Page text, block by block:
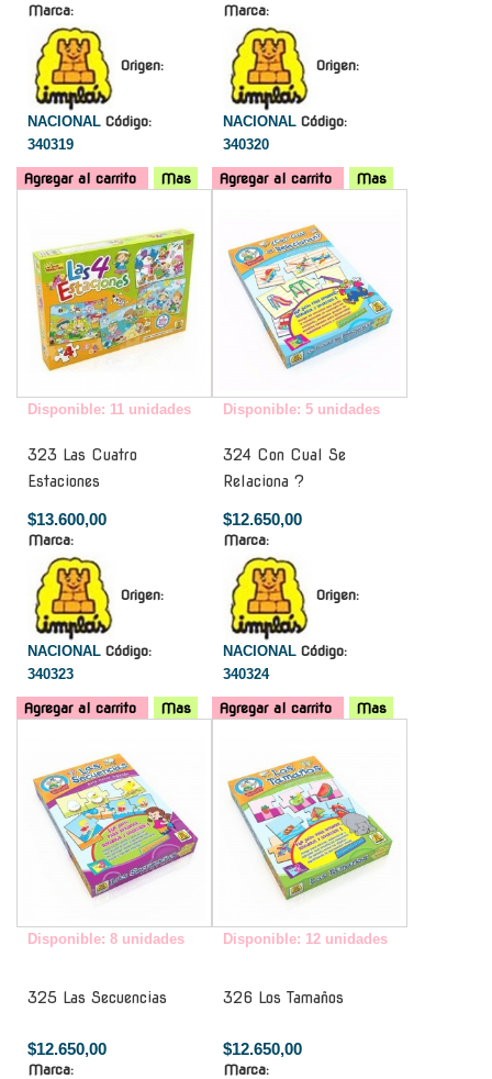
Marca:
Origen:
NACIONAL Código:
340319
Agregar al carrito Mas
Marca:
Origen:
NACIONAL Código:
340320
Agregar al carrito
Mas
Disponible: 11 unidades
323 Las Cuatro
Estaciones
$13.600,00
Marca:
Origen:
NACIONAL Código:
340323
Agregar al carrito Mas
Disponible: 5 unidades
324 Con Cual Se
Relaciona ?
$12.650,00
Marca:
Origen:
NACIONAL Código:
340324
Agregar al carrito
Mas
Disponible: 8 unidades
325 Las Secuencias
$12.650,00
Marca:
Disponible: 12 unidades
326 Los Tamaños
$12.650,00
Marca: